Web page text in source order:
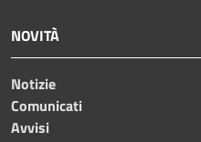
NOVITÀ
Notizie
Comunicati
Avvisi